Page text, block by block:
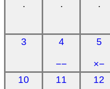
. . .
3 4
−−
5
×−
10 11 12